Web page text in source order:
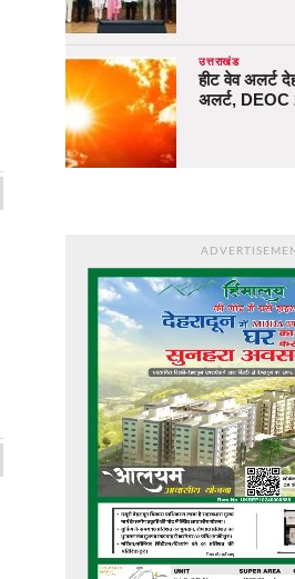
उत्तराखंड
हीट वेव अलर्ट
अलर्ट,